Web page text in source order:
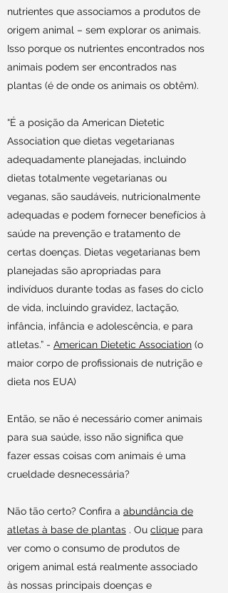
nutrientes que associamos a produtos de
origem animal – sem explorar os animais.
Isso porque os nutrientes encontrados nos
animais podem ser encontrados nas
plantas (é de onde os animais os obtêm).
“É a posição da American Dietetic
Association que dietas vegetarianas
adequadamente planejadas, incluindo
dietas totalmente vegetarianas ou
veganas, são saudáveis, nutricionalmente
adequadas e podem fornecer benefícios à
saúde na prevenção e tratamento de
certas doenças. Dietas vegetarianas bem
planejadas são apropriadas para
indivíduos durante todas as fases do ciclo
de vida, incluindo gravidez, lactação,
infância, infância e adolescência, e para
atletas.” - American Dietetic Association (o
maior corpo de profissionais de nutrição e
dieta nos EUA)
Então, se não é necessário comer animais
para sua saúde, isso não significa que
fazer essas coisas com animais é uma
crueldade desnecessária?
Não tão certo? Confira a abundância de
atletas à base de plantas . Ou clique para
ver como o consumo de produtos de
origem animal está realmente associado
às nossas principais doenças e